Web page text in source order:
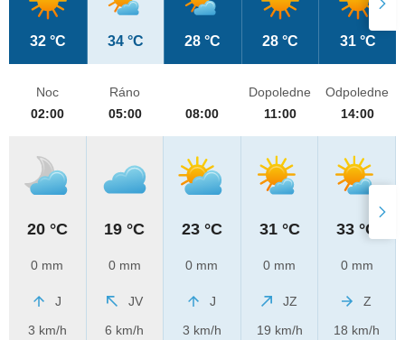
32 °C 34 °C 28 °C 28 °C 31 °C
Noc
02:00
20 °C
0 mm
J
3 km/h
Ráno
05:00
19 °C
0 mm
JV
6 km/h
08:00
23 °C
0 mm
J
3 km/h
Dopoledne
11:00
31 °C
0 mm
JZ
19 km/h
Odpoledne
14:00
33 °C
0 mm
Z
18 km/h